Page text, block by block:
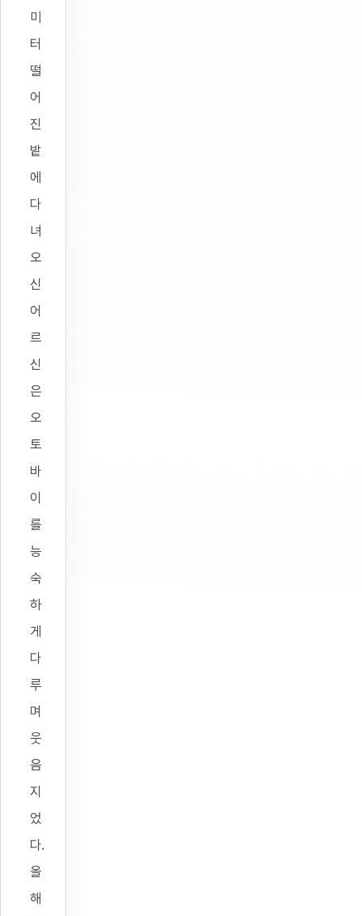
미
터
떨
어
진
밭
에
다
녀
오
신
어
르
신
은
오
토
바
이
를
능
숙
하
게
다
루
며
웃
음
지
었
다.
올
해